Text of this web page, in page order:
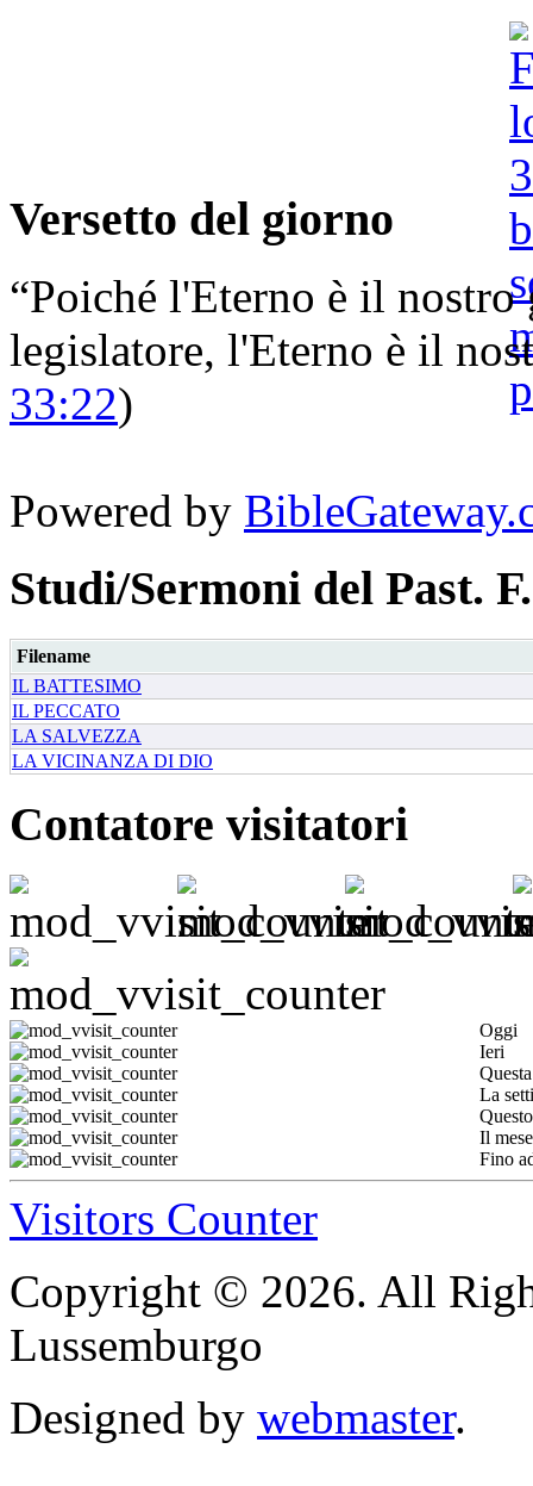
Versetto del giorno
“Poiché l'Eterno è il
legislatore, l'Eterno è il
33:22)
Powered by
Studi/Sermoni del Past.
Filename
IL BATTESIMO
IL PECCATO
LA SALVEZZA
LA VICINANZA DI DIO
Contatore visitatori
Oggi
Ieri
La
Il
Fino
Visitors Counter
Copyright © 2026. All
Lussemburgo
Designed by webmaster.